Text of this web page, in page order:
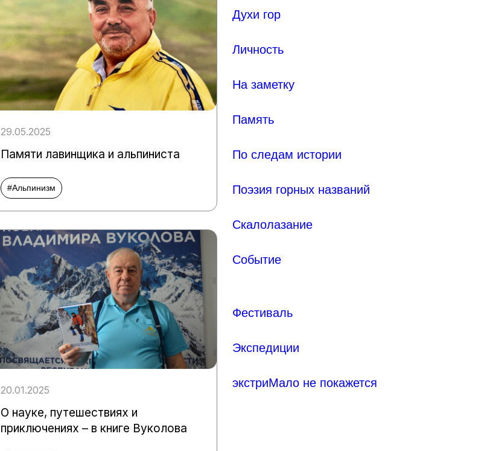
29.05.2025
Памяти лавинщика и альпиниста
#Альпинизм
20.01.2025
О науке, путешествиях и
приключениях – в книге Вуколова
Духи гор
Личность
На заметку
Память
По следам истории
Поэзия горных названий
Скалолазание
Событие
Фестиваль
Экспедиции
экстриМало не покажется